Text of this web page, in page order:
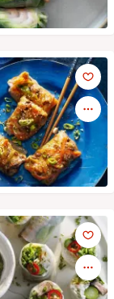
med
med